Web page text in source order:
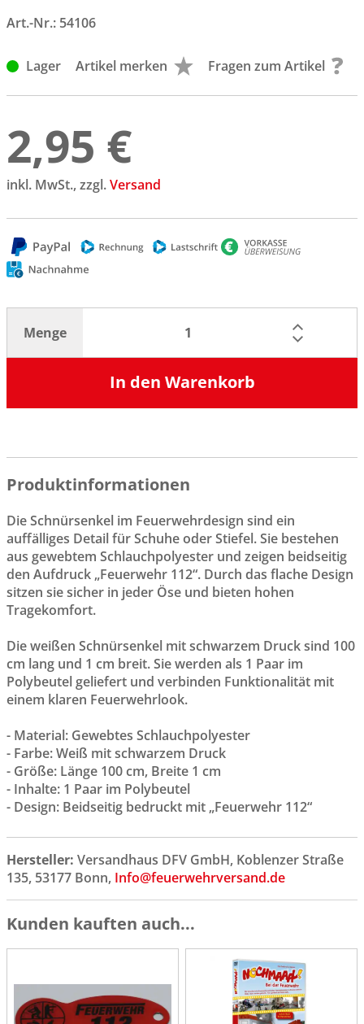
Art.-Nr.: 54106
Lager Artikel merken Fragen zum Artikel
2,95 €
inkl. MwSt., zzgl.Versand
Menge
In den Warenkorb
Produktinformationen
Die Schnürsenkel im Feuerwehrdesign sind ein
auffälliges Detail für Schuhe oder Stiefel. Sie bestehen
aus gewebtem Schlauchpolyester und zeigen beidseitig
den Aufdruck „Feuerwehr 112“. Durch das flache Design
sitzen sie sicher in jeder Öse und bieten hohen
Tragekomfort.
Die weißen Schnürsenkel mit schwarzem Druck sind 100
cm lang und 1 cm breit. Sie werden als 1 Paar im
Polybeutel geliefert und verbinden Funktionalität mit
einem klaren Feuerwehrlook.
- Material: Gewebtes Schlauchpolyester
- Farbe: Weiß mit schwarzem Druck
- Größe: Länge 100 cm, Breite 1 cm
- Inhalte: 1 Paar im Polybeutel
- Design: Beidseitig bedruckt mit „Feuerwehr 112“
Hersteller: Versandhaus DFV GmbH, Koblenzer Straße
135, 53177 Bonn, Info@feuerwehrversand.de
Kunden kauften auch...